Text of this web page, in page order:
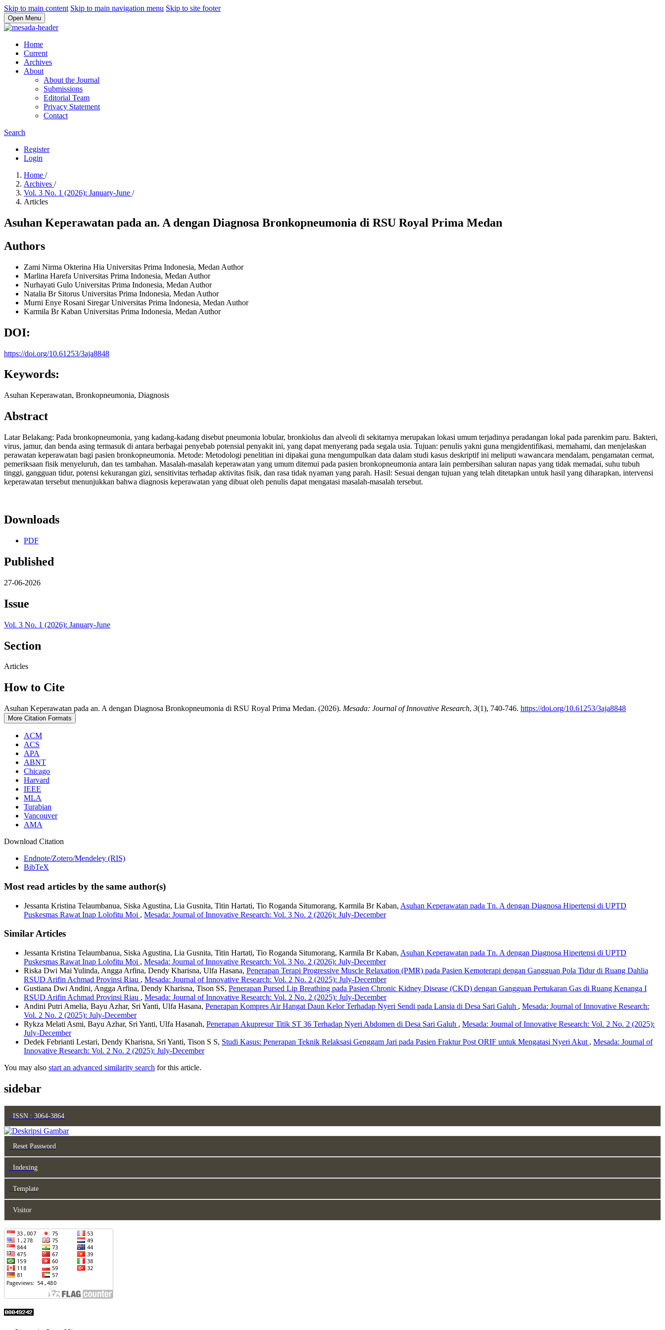
Skip to main content Skip to main navigation menu Skip to site footer
Open Menu
Home
Current
Archives
About
About the Journal
Submissions
Editorial Team
Privacy Statement
Contact
Search
Register
Login
Home /
Archives /
Vol. 3 No. 1 (2026): January-June /
Articles
Asuhan Keperawatan pada an. A dengan Diagnosa Bronkopneumonia di RSU Royal Prima Medan
Authors
Zami Nirma Okterina Hia Universitas Prima Indonesia, Medan Author
Marlina Harefa Universitas Prima Indonesia, Medan Author
Nurhayati Gulo Universitas Prima Indonesia, Medan Author
Natalia Br Sitorus Universitas Prima Indonesia, Medan Author
Murni Enye Rosani SiregarUniversitas Prima Indonesia, Medan Author
Karmila Br Kaban Universitas Prima Indonesia, Medan Author
DOI:
https://doi.org/10.61253/3aja8848
Keywords:
Asuhan Keperawatan, Bronkopneumonia, Diagnosis
Abstract
Latar Belakang: Pada bronkopneumonia, yang kadang-kadang disebut pneumonia lobular, bronkiolus dan alveoli di sekitarnya merupakan lokasi umum terjadinya peradangan lokal pada parenkim paru. Bakteri,
virus, jamur, dan benda asing termasuk di antara berbagai penyebab potensial penyakit ini, yang dapat menyerang pada segala usia. Tujuan: penulis yakni guna mengidentifikasi, memahami, dan menjelaskan
perawatan keperawatan bagi pasien bronkopneumonia. Metode: Metodologi penelitian ini dipakai guna mengumpulkan data dalam studi kasus deskriptif ini meliputi wawancara mendalam, pengamatan cermat,
pemeriksaan fisik menyeluruh, dan tes tambahan. Masalah-masalah keperawatan yang umum ditemui pada pasien bronkopneumonia antara lain pembersihan saluran napas yang tidak memadai, suhu tubuh
tinggi, gangguan tidur, potensi kekurangan gizi, sensitivitas terhadap aktivitas fisik, dan rasa tidak nyaman yang parah. Hasil: Sesuai dengan tujuan yang telah ditetapkan untuk hasil yang diharapkan, intervensi
keperawatan tersebut menunjukkan bahwa diagnosis keperawatan yang dibuat oleh penulis dapat mengatasi masalah-masalah tersebut.
Downloads
PDF
Published
27-06-2026
Issue
Vol. 3 No. 1 (2026): January-June
Section
Articles
How to Cite
Asuhan Keperawatan pada an. A dengan Diagnosa Bronkopneumonia di RSU Royal Prima Medan. (2026). Mesada: Journal of Innovative Research, 3(1), 740-746. https://doi.org/10.61253/3aja8848
More Citation Formats
ACM
ACS
APA
ABNT
Chicago
Harvard
IEEE
MLA
Turabian
Vancouver
AMA
Download Citation
Endnote/Zotero/Mendeley (RIS)
BibTeX
Most read articles by the same author(s)
Jessanta Kristina Telaumbanua, Siska Agustina, Lia Gusnita, Titin Hartati, Tio Roganda Situmorang, Karmila Br Kaban, Asuhan Keperawatan pada Tn. A dengan Diagnosa Hipertensi di UPTD
Puskesmas Rawat Inap Lolofitu Moi , Mesada: Journal of Innovative Research: Vol. 3 No. 2 (2026): July-December
Similar Articles
Jessanta Kristina Telaumbanua, Siska Agustina, Lia Gusnita, Titin Hartati, Tio Roganda Situmorang, Karmila Br Kaban, Asuhan Keperawatan pada Tn. A dengan Diagnosa Hipertensi di UPTD
Puskesmas Rawat Inap Lolofitu Moi , Mesada: Journal of Innovative Research: Vol. 3 No. 2 (2026): July-December
Riska Dwi Mai Yulinda, Angga Arfina, Dendy Kharisna, Ulfa Hasana, Penerapan Terapi Progressive Muscle Relaxation (PMR) pada Pasien Kemoterapi dengan Gangguan Pola Tidur di Ruang Dahlia
RSUD Arifin Achmad Provinsi Riau , Mesada: Journal of Innovative Research: Vol. 2 No. 2 (2025): July-December
Gustiana Dwi Andini, Angga Arfina, Dendy Kharisna, Tison SS, Penerapan Pursed Lip Breathing pada Pasien Chronic Kidney Disease (CKD) dengan Gangguan Pertukaran Gas di Ruang Kenanga I
RSUD Arifin Achmad Provinsi Riau , Mesada: Journal of Innovative Research: Vol. 2 No. 2 (2025): July-December
Andini Putri Amelia, Bayu Azhar, Sri Yanti, Ulfa Hasana, Penerapan Kompres Air Hangat Daun Kelor Terhadap Nyeri Sendi pada Lansia di Desa Sari Galuh , Mesada: Journal of Innovative Research:
Vol. 2 No. 2 (2025): July-December
Rykza Melati Asmi, Bayu Azhar, Sri Yanti, Ulfa Hasanah, Penerapan Akupresur Titik ST 36 Terhadap Nyeri Abdomen di Desa Sari Galuh , Mesada: Journal of Innovative Research: Vol. 2 No. 2 (2025):
July-December
Dedek Febrianti Lestari, Dendy Kharisna, Sri Yanti, Tison S S, Studi Kasus: Penerapan Teknik Relaksasi Genggam Jari pada Pasien Fraktur Post ORIF untuk Mengatasi Nyeri Akut , Mesada: Journal of
Innovative Research: Vol. 2 No. 2 (2025): July-December
You may also start an advanced similarity search for this article.
sidebar
ISSN : 3064-3864
Reset Password
Indexing
Template
Visitor